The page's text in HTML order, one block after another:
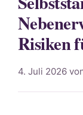
Risiken
4. Juli 2026